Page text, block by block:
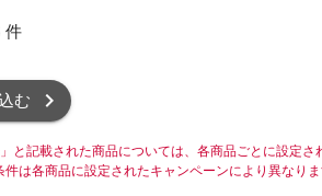
件
む
」と記載された商品については、各商品ごとに設定
は各商品に設定されたキャンペーンにより異なり